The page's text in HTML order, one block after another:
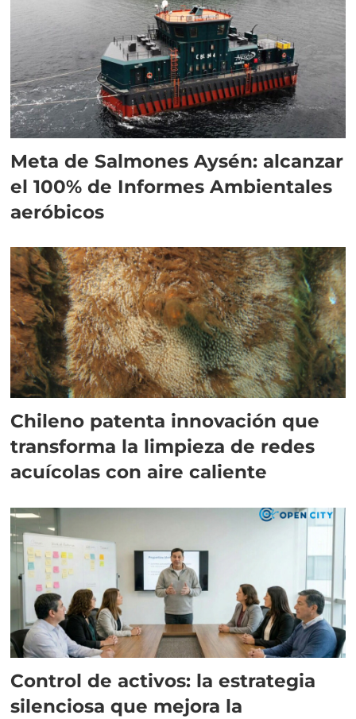
Meta de Salmones Aysén: alcanzar
el 100% de Informes Ambientales
aeróbicos
Chileno patenta innovación que
transforma la limpieza de redes
acuícolas con aire caliente
Control de activos: la estrategia
silenciosa que mejora la